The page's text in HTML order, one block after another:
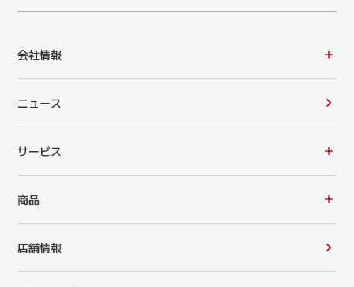
会社情報
ニュース
サービス
商品
店舗情報